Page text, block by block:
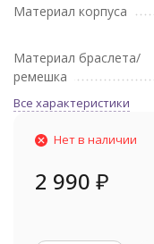
Материал корпуса
Материал браслета/
ремешка
Все характеристики
Нет в наличии
2 990 ₽